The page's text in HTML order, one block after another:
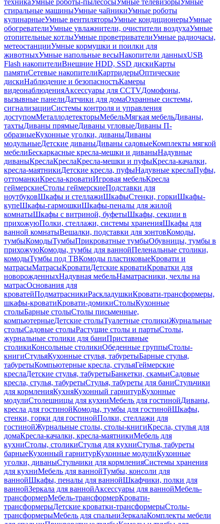
техникаУмные роботы-пылесосыУмные телевизорыУмные
стиральные машиныУмные чайникиУмные роботы
кулинарныеУмные вентиляторыУмные кондиционерыУмные
обогревателиУмные увлажнители, очистители воздухаУмные
отопительные котлыУмные проветривателиУмные радиочасы,
метеостанцииУмные кормушки и поилки для
животныхУмные напольные весыНакопители данныхUSB
Flash накопителиВнешние HDD, SSD дискиКарты
памятиСетевые накопителиКартридерыОптические
дискиНаблюдение и безопасностьКамеры
видеонаблюденияАксессуары для CCTVДомофоны,
вызывные панелиДатчики для домаОхранные системы,
сигнализацииСистемы контроля и управления
доступомМеталлодетекторыМебельМягкая мебельДиваны,
тахтыДиваны прямыеДиваны угловыеДиваны П-
образныеКухонные уголки, диваныДиваны
модульныеДетские диваныДиваны садовыеКомплекты мягкой
мебелиБескаркасные кресла-мешки и диваныНадувные
диваныКреслаКреслаКресла-мешки и пуфыКресла-качалки,
кресла-маятникиДетские кресла, пуфыНадувные креслаПуфы,
оттоманкиКресла-кроватиИгровая мебельКресла
геймерскиеСтолы геймерскиеПодставки для
ноутбуковШкафы и стеллажиШкафыСтенки, горкиШкафы-
купеШкафы-гармошкиШкафы-пеналы для жилой
комнатыШкафы с витриной, буфетыШкафы, секции в
прихожуюПолки, стеллажи, системы храненияШкафы для
ванной комнатыВешалки, подставки для зонтовКомоды,
тумбыКомодыТумбыПрикроватные тумбыОбувницы, тумбы в
прихожуюКомоды, тумбы для ваннойПеленальные столики,
комодыТумбы под ТВКомоды пластиковыеКровати и
матрасыМатрасыКроватиДетские кроватиКроватки для
новорожденныхНадувная мебельНаматрасники, чехлы на
матрасОснования для
кроватейПодматрасникиРаскладушкиКровати-трансформеры,
шкафы-кроватиКровати-домикиСтолыКухонные
столыБарные столыСтолы письменные,
компьютерныеДетские столыТуалетные столикиЖурнальные
столыСадовые столыРастущие столы и партыСтолы,
журнальные столики для баниПриставные
столикиКонсольные столикиОбеденные группыСтолы-
книгиСтульяКухонные стулья, табуретыБарные стулья,
табуретыКомпьютерные кресла, стульяГеймерские
креслаДетские стулья, табуретыБанкетки, скамьиСадовые
кресла, стулья, табуретыСтулья, табуреты для баниСтульчики
для кормленияКухняКухонный гарнитурКухонные
модулиСтолешницы для кухниМебель для гостинойДиваны,
кресла для гостинойКомоды, тумбы для гостинойШкафы,
стенки, горки для гостинойПолки, стеллажи для
гостинойЖурнальные столы, столы-книгиКресла, стулья для
домаКресла-качалки, кресла-маятникиМебель для
кухниСтолы, столикиСтулья для кухниСтулья, табуреты
барныеКухонный гарнитурКухонные модулиКухонные
уголки, диваныСтульчики для кормленияСистемы хранения
для кухниМебель для ваннойТумбы, консоли для
ваннойШкафы, пеналы для ваннойШкафчики, полки для
ваннойЗеркала для ваннойАксессуары для ваннойМебель-
трансформерМебель-трансформерКровати-
трансформерыДетские кроватки-трансформерыСтолы-
трансформерыМебель для спальниЗеркалаКомплекты мебели